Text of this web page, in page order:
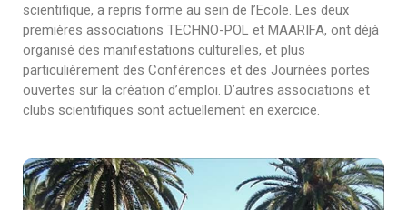
scientifique, a repris forme au sein de l’Ecole. Les deux
premières associations TECHNO-POL et MAARIFA, ont déjà
organisé des manifestations culturelles, et plus
particulièrement des Conférences et des Journées portes
ouvertes sur la création d’emploi. D’autres associations et
clubs scientifiques sont actuellement en exercice.